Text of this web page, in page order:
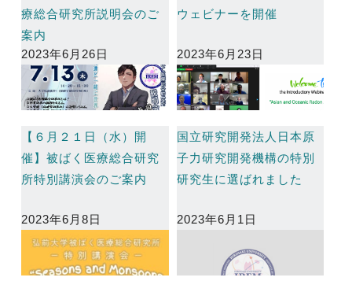
療総合研究所説明会のご
案内
2023年6月26日
ウェビナーを開催
2023年6月23日
【６月２１日（水）開
催】被ばく医療総合研究
所特別講演会のご案内
2023年6月8日
国立研究開発法人日本原
子力研究開発機構の特別
研究生に選ばれました
2023年6月1日